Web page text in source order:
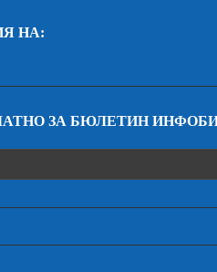
НА:
ЗА БЮЛЕТИН